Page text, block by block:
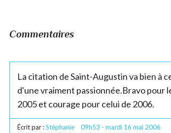
Commentaires
La citation de Saint-Augustin va bien à
d'une vraiment passionnée.Bravo pour
2005 et courage pour celui de 2006.
Écrit par :Stéphanie 09h53 - mardi 16 mai 2006